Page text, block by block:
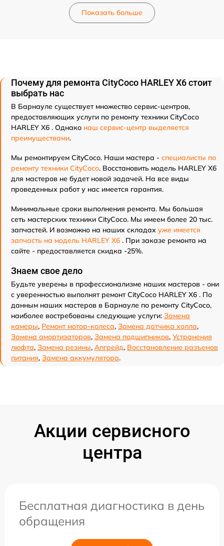
Показать больше
Почему для ремонта CityCoco HARLEY X6 стоит
выбрать нас
В Барнауле существует множество сервис-центров,
предоставляющих услуги по ремонту техники CityCoco
HARLEY X6 . Однако наш сервис-центр выделяется
преимуществами.
Мы ремонтируем CityCoco. Наши мастера - специалисты по
ремонту техники CityCoco. Восстановить модель HARLEY X6
для мастеров не будет новой задачей. На все виды
проведенных работ у нас имеется гарантия.
Минимальные сроки выполнения ремонта. Мы большая
сеть мастерских техники CityCoco. Мы имеем более 20 тыс.
запчастей. И возможно на наших складах уже имеется
запчасть на модель HARLEY X6 . При заказе ремонта на
сайте - предоставляется скидка -25%.
Знаем свое дело
Будьте уверены в профессионализме наших мастеров - они
с уверенностью выполнят ремонт CityCoco HARLEY X6 . По
данным наших мастеров в Барнауле по ремонту CityCoco,
наиболее востребованы следующие услуги: Замена
камеры, Ремонт мотор-колеса, Замена датчика холла,
Замена амортизаторов, Замена подшипников, Устранения
люфта, Замена резины, Апгрейд, Восстановление разъемов
питания, Замена аккумулятора.
Акции сервисного
центра
Бесплатная диагностика в день
обращения